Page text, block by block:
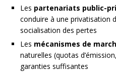
Les partenariats public-
conduire à une privatisation
socialisation des pertes
Les mécanismes de
naturelles (quotas
garanties suffisantes